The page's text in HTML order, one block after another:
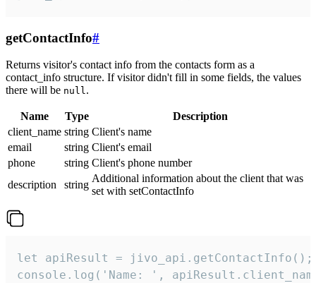
getContactInfo#
Returns visitor's contact info from the contacts form as a
contact_info structure. If visitor didn't fill in some fields, the values
there will be null.
Name Type
Description
client_name string Client's name
email
string Client's email
phone
string Client's phone number
description
string
Additional information about the client that was
set with setContactInfo
let apiResult = jivo_api.getContactInfo();
console.log('Name: ',